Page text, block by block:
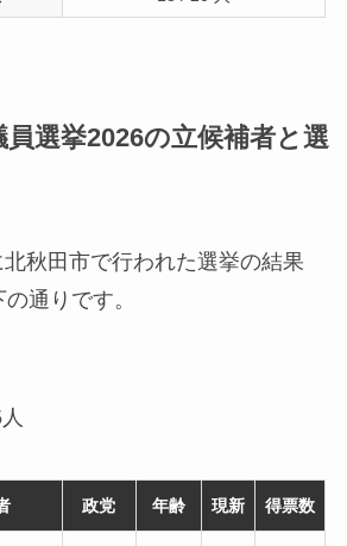
選挙2026の立候補者と選
秋田市で行われた選挙の結果
通りです。
政党 年齢 現新 得票数